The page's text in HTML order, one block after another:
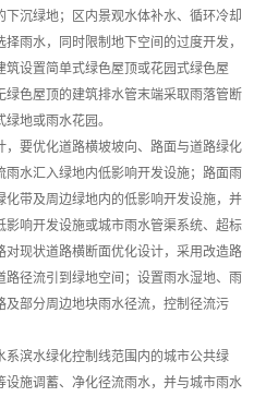
沉绿地；区内景观水体补水、循环冷却
雨水，同时限制地下空间的过度开发，
设置简单式绿色屋顶或花园式绿色屋
色屋顶的建筑排水管末端采取雨落管断
地或雨水花园。
要优化道路横坡坡向、路面与道路绿化
水汇入绿地内低影响开发设施；路面雨
带及周边绿地内的低影响开发设施，并
响开发设施或城市雨水管渠系统、超标
现状道路横断面优化设计，采用改造路
径流引到绿地空间；设置雨水湿地、雨
部分周边地块雨水径流，控制径流污
滨水绿化控制线范围内的城市公共绿
施调蓄、净化径流雨水，并与城市雨水